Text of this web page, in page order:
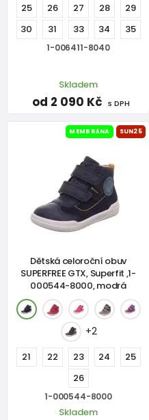
25 26 27 28
29
30
31 33 34 35
1-006411-8040
Skladem
od 2 090 Kč s DPH
MEMBRÁNA SUN25
Dětská celoroční obuv
SUPERFREE GTX, Superfit ,1-
000544-8000, modrá
+2
21 22 23 24
25
26
1-000544-8000
Skladem